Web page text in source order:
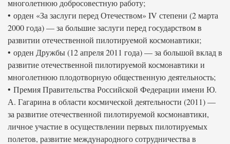
многолетнюю добросовестную работу;
• орден «За заслуги перед Отечеством» IV степени (2 марта
2000 года) — за большие заслуги перед государством в
развитии отечественной пилотируемой космонавтики;
• орден Дружбы (12 апреля 2011 года) — за большой вклад в
развитие отечественной пилотируемой космонавтики и
многолетнюю плодотворную общественную деятельность;
• Премия Правительства Российской Федерации имени Ю.
А. Гагарина в области космической деятельности (2011) —
за развитие отечественной пилотируемой космонавтики,
личное участие в осуществлении первых пилотируемых
полетов, развитие международного сотрудничества в